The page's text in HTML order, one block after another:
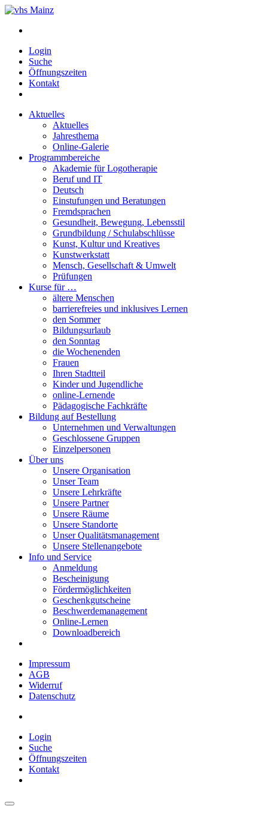
Login
Suche
Öffnungszeiten
Kontakt
Aktuelles
Aktuelles
Jahresthema
Online-Galerie
Programmbereiche
Akademie für Logotherapie
Beruf und IT
Deutsch
Einstufungen und Beratungen
Fremdsprachen
Gesundheit, Bewegung, Lebensstil
Grundbildung / Schulabschlüsse
Kunst, Kultur und Kreatives
Kunstwerkstatt
Mensch, Gesellschaft & Umwelt
Prüfungen
Kurse für …
ältere Menschen
barrierefreies und inklusives Lernen
den Sommer
Bildungsurlaub
den Sonntag
die Wochenenden
Frauen
Ihren Stadtteil
Kinder und Jugendliche
online-Lernende
Pädagogische Fachkräfte
Bildung auf Bestellung
Unternehmen und Verwaltungen
Geschlossene Gruppen
Einzelpersonen
Über uns
Unsere Organisation
Unser Team
Unsere Lehrkräfte
Unsere Partner
Unsere Räume
Unsere Standorte
Unser Qualitätsmanagement
Unsere Stellenangebote
Info und Service
Anmeldung
Bescheinigung
Fördermöglichkeiten
Geschenkgutscheine
Beschwerdemanagement
Online-Lernen
Downloadbereich
Impressum
AGB
Widerruf
Datenschutz
Login
Suche
Öffnungszeiten
Kontakt